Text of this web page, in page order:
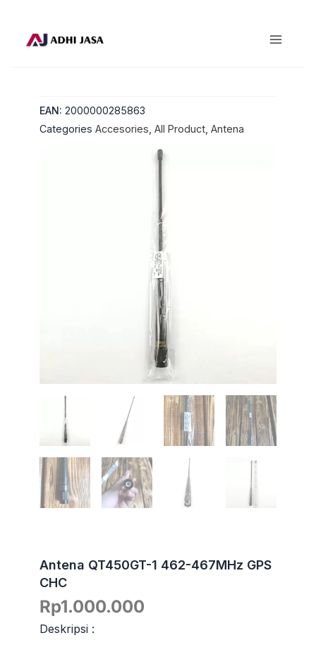
EAN: 2000000285863
Categories Accesories All Product Antena
Antena QT450GT-1 462-467MHz GPS
CHC
Rp1.000.000
Deskripsi :